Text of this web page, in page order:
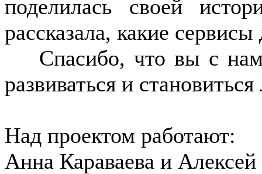
поделилась своей
рассказала, какие
Спасибо, что вы с
развиваться и
Над проектом работают:
Анна Караваева и